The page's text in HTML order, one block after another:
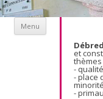
et
-
- place
-
Menu Aller au